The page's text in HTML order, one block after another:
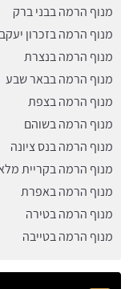
מנוף הרמה בבני ברק
מנוף הרמה בזכרון יעקב
מנוף הרמה בנצרת
מנוף הרמה בבאר שבע
מנוף הרמה בצפת
מנוף הרמה בשוהם
מנוף הרמה בנס ציונה
מנוף הרמה בקריית
מנוף הרמה באפרת
מנוף הרמה בטירה
מנוף הרמה בטייבה